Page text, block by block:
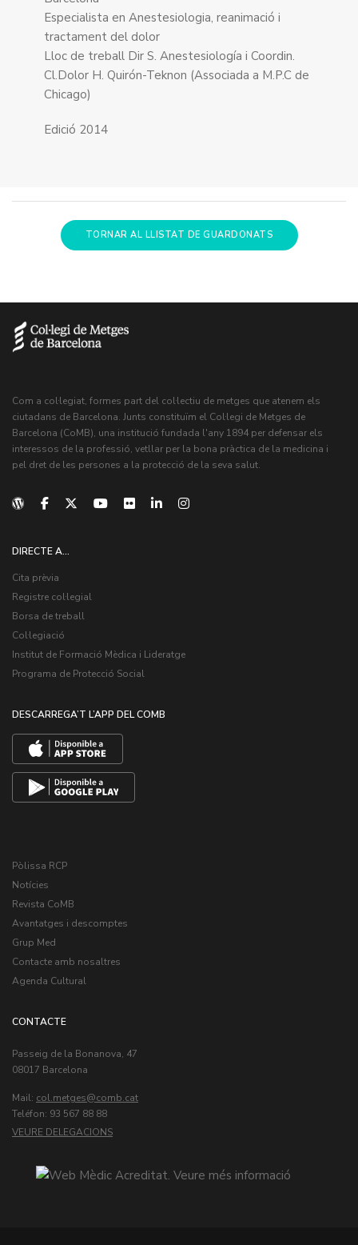
Especialista en Anestesiologia, reanimació i
tractament del dolor
Lloc de treball Dir S. Anestesiología i Coordin.
Cl.Dolor H. Quirón-Teknon (Associada a M.P.C de
Chicago)
Edició 2014
TORNAR AL LLISTAT DE GUARDONATS
Com a col·legiat, formes part del col·lectiu de metges que atenem els
ciutadans de Barcelona. Junts constituïm el Col·legi de Metges de
Barcelona (CoMB), una institució fundada l'any 1894 per defensar els
interessos de la professió, vetllar per la bona pràctica de la medicina i
pel dret de les persones a la protecció de la seva salut.
DIRECTE A...
Cita prèvia
Registre col·legial
Borsa de treball
Col·legiació
Institut de Formació Mèdica i Lideratge
Programa de Protecció Social
DESCARREGA’T L’APP DEL COMB
Pòlissa RCP
Notícies
Revista CoMB
Avantatges i descomptes
Grup Med
Contacte amb nosaltres
Agenda Cultural
CONTACTE
Passeig de la Bonanova, 47
08017 Barcelona
Mail: col.metges
Teléfon: 93 567 88 88
VEURE DELEGACIONS